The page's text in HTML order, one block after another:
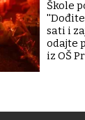
Škole
''Dođite
sati i
odajte
iz OŠ